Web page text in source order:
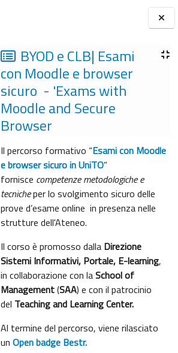
BlocksBYOD e CLB| Esami
con Moodle e browser
sicuro - 'Exams with
Moodle and Secure
Browser
Il percorso formativo “Esami con Moodle
e browser sicuro in UniTO”
fornisce competenze metodologiche e
tecnicheper lo svolgimento sicuro delle
prove d’esame online in presenza nelle
strutture dell'Ateneo.
Il corso è promosso dalla Direzione
Sistemi Informativi, Portale, E-learning,
in collaborazione con laSchool of
Management(SAA) e con il patrocinio
del Teaching and Learning Center.
Al termine del percorso, viene rilasciato
unOpen badge Bestr.